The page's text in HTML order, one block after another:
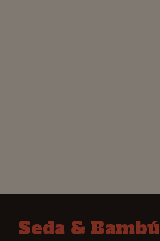
Seda & Bambú